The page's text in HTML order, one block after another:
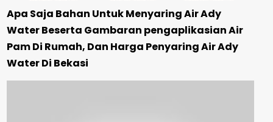
Apa Saja Bahan Untuk Menyaring Air Ady
Water Beserta Gambaran pengaplikasian Air
Pam Di Rumah, Dan Harga Penyaring Air Ady
Water Di Bekasi